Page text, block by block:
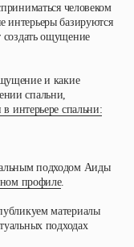
человеком
интерьеры базируются
ощущение
и какие
спальни,
интерьере спальни:
подходом Аиды
профиле.
материалы
подходах